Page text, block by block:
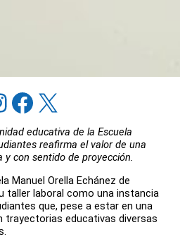
Facebook X
educativa de la Escuela
reafirma el valor de una
y con sentido de proyección.
Manuel Orella Echánez de
taller laboral como una instancia
que, pese a estar en una
trayectorias educativas diversas